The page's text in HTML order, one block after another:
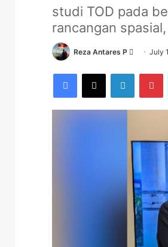
studi TOD pada
rancangan
Reza Antares P
Send
email
July
Facebook
X LinkedIn